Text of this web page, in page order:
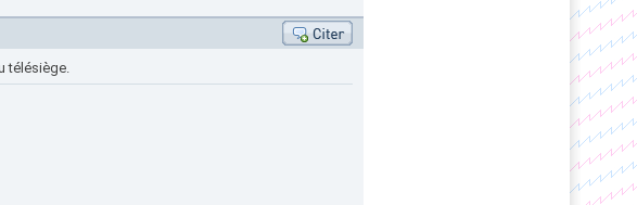
télésiège.